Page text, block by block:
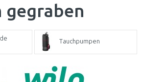
gegraben
Tauchpumpen